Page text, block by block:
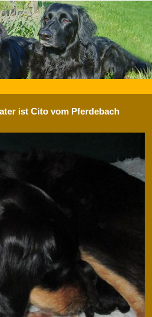
ist Cito vom Pferdebach